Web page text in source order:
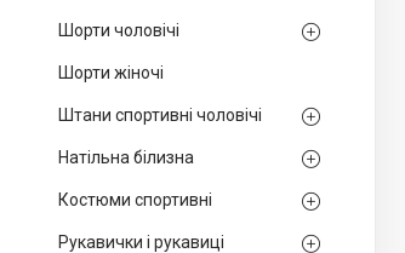
Шорти чоловічі
Шорти жіночі
Штани спортивні чоловічі
Натільна білизна
Костюми спортивні
Рукавички і рукавиці